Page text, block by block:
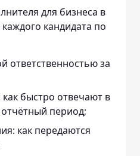
для бизнеса в
кандидата по
ответственностью за
быстро отвечают в
период;
как передаются